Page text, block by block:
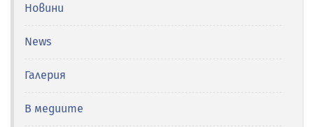
Новини
News
Галерия
В медиите